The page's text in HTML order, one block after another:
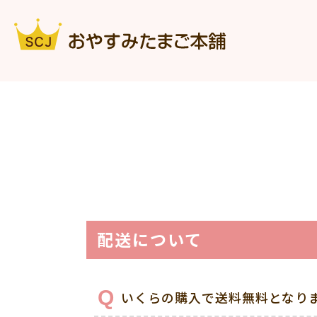
配送について
いくらの購入で送料無料となり